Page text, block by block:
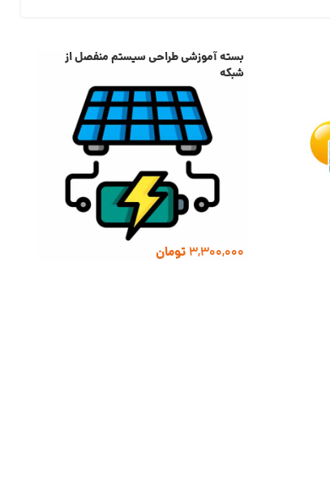
بسته آموزشی طراحی سیستم منفصل از
شبكه
3,300,000 تومان